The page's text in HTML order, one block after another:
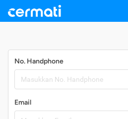
No. Handphone
Email